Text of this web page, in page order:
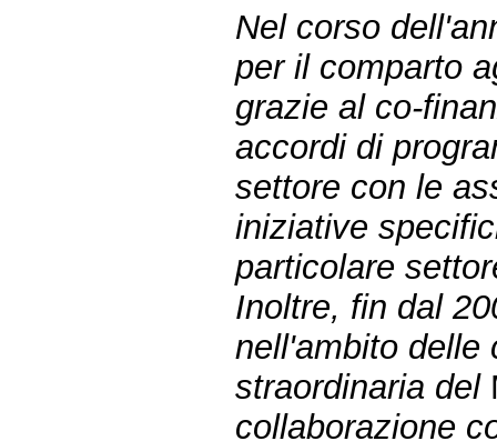
Nel corso
per il comparto
grazie al co-
accordi di
settore con le
iniziative
particolare
Inoltre, fin dal
nell'ambito delle
straordinaria del
collaborazione